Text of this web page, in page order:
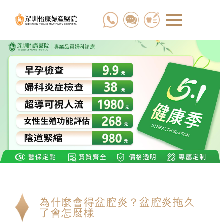
為什麼會得盆腔炎？盆腔炎拖久
了會怎麼樣